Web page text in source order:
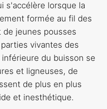
s'accélère lorsque la
formée au fil des
de jeunes pousses
vivantes des
du buisson se
et ligneuses, de
de plus en plus
et inesthétique.